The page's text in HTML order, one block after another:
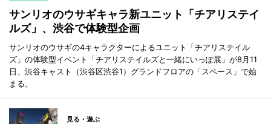
サンリオのウサギキャラ新ユニット「チアリステイ
ルズ」、渋谷で体験型企画
サンリオのウサギの4キャラクターによるユニット「チアリステイル
ズ」の体験型イベント「チアリステイルズと一緒にいっぽ展」が8月11
日、渋谷キャスト（渋谷区渋谷1）グランドフロアの「スペース」で始
まる。
見る・遊ぶ